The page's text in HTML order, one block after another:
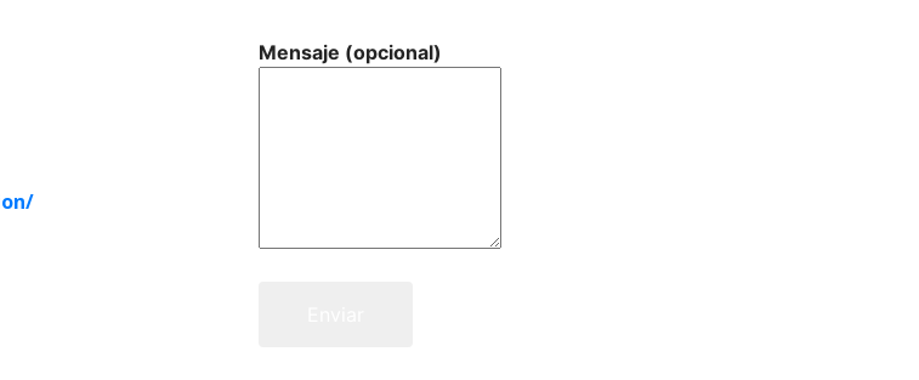
Mensaje (opcional)